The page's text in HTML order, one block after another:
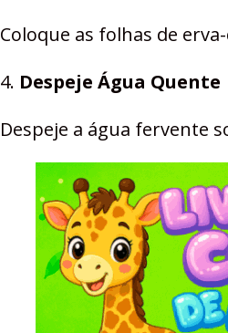
Coloque as folhas de
4. Despeje Água Quente
Despeje a água fervente